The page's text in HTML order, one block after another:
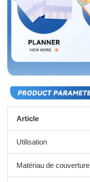
Article
Utilisation
Matériau de couverture